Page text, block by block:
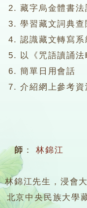
藏字烏金體書法
學習藏文詞典查
認識藏文轉寫系
以《咒語讀誦法略
簡單日用會話
介紹網上參考資
師 ： 林錦江
錦江先生，浸會大
北京中央民族大學